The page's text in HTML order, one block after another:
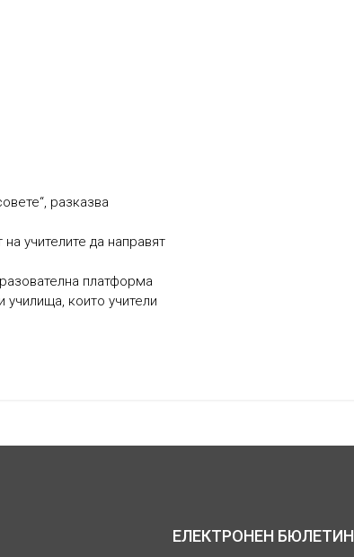
разказва
учителите да направят
платформа
които учители
ЕЛЕКТРОНЕН БЮЛЕТИН